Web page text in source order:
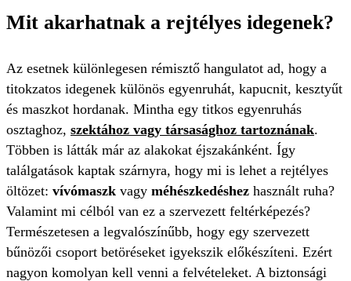
Mit akarhatnak a rejtélyes idegenek?
Az esetnek különlegesen rémisztő hangulatot ad, hogy a
titokzatos idegenek különös egyenruhát, kapucnit, kesztyűt
és maszkot hordanak. Mintha egy titkos egyenruhás
osztaghoz, szektához vagy társasághoz tartoznának.
Többen is látták már az alakokat éjszakánként. Így
találgatások kaptak szárnyra, hogy mi is lehet a rejtélyes
öltözet: vívómaszk vagy méhészkedéshez használt ruha?
Valamint mi célból van ez a szervezett feltérképezés?
Természetesen a legvalószínűbb, hogy egy szervezett
bűnözői csoport betöréseket igyekszik előkészíteni. Ezért
nagyon komolyan kell venni a felvételeket. A biztonsági